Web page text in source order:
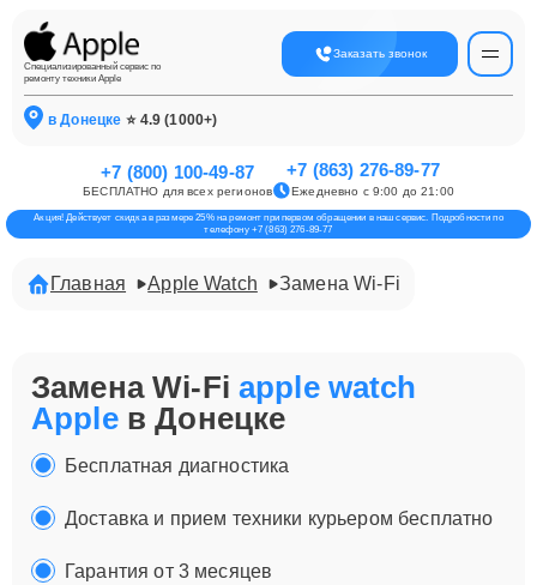
Специализированный сервис по
ремонту техники Apple
Заказать звонок
в Донецке ⭐ 4.9 (1000+)
+7 (800) 100-49-87
БЕСПЛАТНО для всех регионов
+7 (863) 276-89-77
Ежедневно с 9:00 до 21:00
Акция! Действует скидка в размере 25% на ремонт при первом обращении в наш сервис. Подробности по
телефону +7 (863) 276-89-77
Главная Apple Watch Замена Wi-Fi
Замена Wi-Fi apple watch
Appleв Донецке
Бесплатная диагностика
Доставка и прием техники курьером бесплатно
Гарантия от 3 месяцев